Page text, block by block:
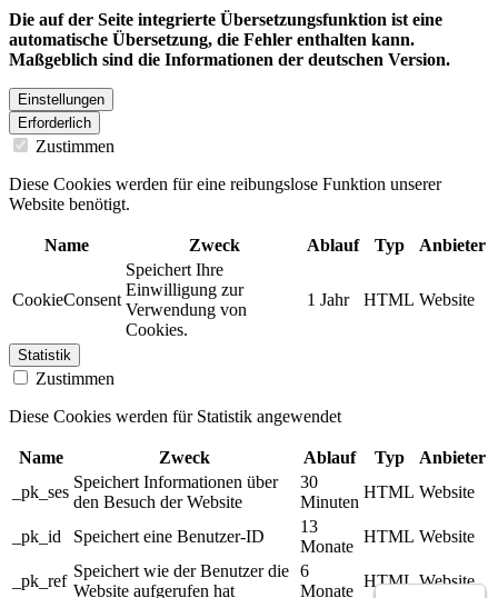
Die auf der Seite integrierte Übersetzungsfunktion ist eine
automatische Übersetzung, die Fehler enthalten kann.
Maßgeblich sind die Informationen der deutschen Version.
Einstellungen
Erforderlich
Zustimmen
Diese Cookies werden für eine reibungslose Funktion unserer
Website benötigt.
Name Zweck Ablauf Typ Anbieter
CookieConsent
Speichert Ihre
Einwilligung zur
Verwendung von
Cookies.
1 Jahr HTML Website
Statistik
Zustimmen
Diese Cookies werden für Statistik angewendet
Name Zweck Ablauf Typ
Anbieter
_pk_ses
Speichert Informationen über
den Besuch der Website
30
Minuten
HTML Website
_pk_id Speichert eine Benutzer-ID
13
Monate
HTML Website
_pk_ref
Speichert wie der Benutzer die
Website aufgerufen hat
6
Monate
HTML Website